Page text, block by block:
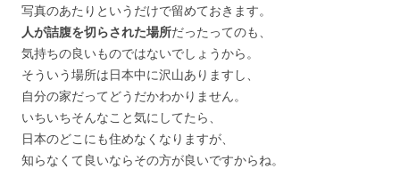
写真のあたりというだけで留めておきます。
人が詰腹を切らされた場所だったってのも、
気持ちの良いものではないでしょうから。
そういう場所は日本中に沢山ありますし、
自分の家だってどうだかわかりません。
いちいちそんなこと気にしてたら、
日本のどこにも住めなくなりますが、
知らなくて良いならその方が良いですからね。